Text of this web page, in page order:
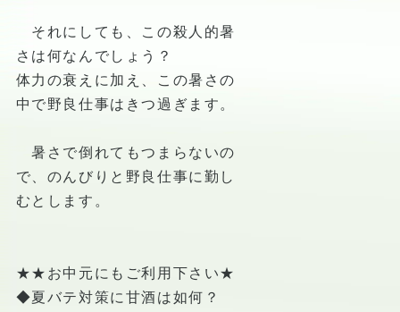
それにしても、この殺人的暑
さは何なんでしょう？
体力の衰えに加え、この暑さの
中で野良仕事はきつ過ぎます。
暑さで倒れてもつまらないの
で、のんびりと野良仕事に勤し
むとします。
★★お中元にもご利用下さい★
◆夏バテ対策に甘酒は如何？